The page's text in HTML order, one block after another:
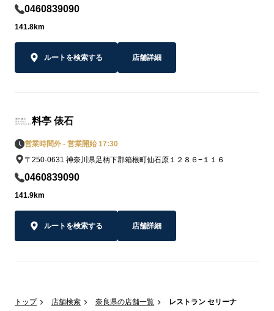
トップ 店舗検索 奈良県の店舗一覧 レストラン セリーナ
0460839090
141.8km
ルートを検索する 店舗詳細
料亭 俵石
営業時間外 - 営業開始 17:30
〒250-0631 神奈川県足柄下郡箱根町仙石原１２８６−１１６
0460839090
141.9km
ルートを検索する 店舗詳細